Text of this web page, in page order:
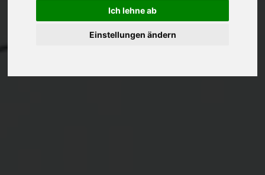
Ich lehne ab
Einstellungen ändern